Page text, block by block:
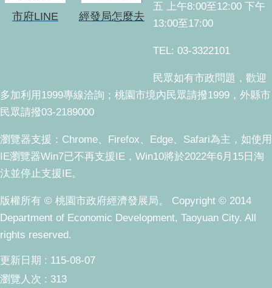
市府LINE 經發局怎麼去
五 上午8:00至12:00 下午
13:00至17:00
TEL: 03-3322101
民眾如有市政問題，歡迎
多加利用1999專線洽詢；桃園市境內民眾請撥1999，外縣市
民眾請撥03-2189000
瀏覽器支援：Chrome、Firefox、Edge、Safari為主，如使用
IE瀏覽器Win7已不再支援IE，Win10將於2022年6月15日淘
汰並停止支援IE。
版權所有 © 桃園市政府經濟發展局。 Copyright © 2014
Department of Economic Development, Taoyuan City. All
rights reserved.
更新日期
115-08-07
瀏覽人次
313